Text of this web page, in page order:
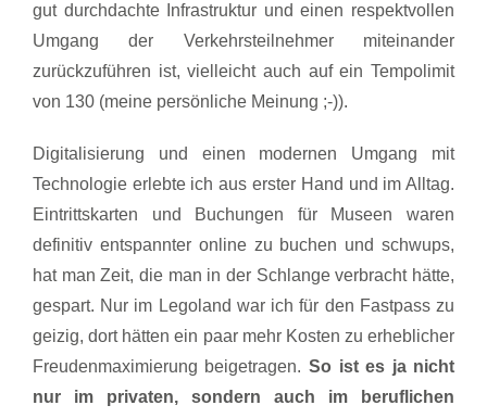
gut durchdachte Infrastruktur und einen respektvollen
Umgang der Verkehrsteilnehmer miteinander
zurückzuführen ist, vielleicht auch auf ein Tempolimit
von 130 (meine persönliche Meinung ;-)).
Digitalisierung und einen modernen Umgang mit
Technologie erlebte ich aus erster Hand und im Alltag.
Eintrittskarten und Buchungen für Museen waren
definitiv entspannter online zu buchen und schwups,
hat man Zeit, die man in der Schlange verbracht hätte,
gespart. Nur im Legoland war ich für den Fastpass zu
geizig, dort hätten ein paar mehr Kosten zu erheblicher
Freudenmaximierung beigetragen. So ist es ja nicht
nur im privaten, sondern auch im beruflichen